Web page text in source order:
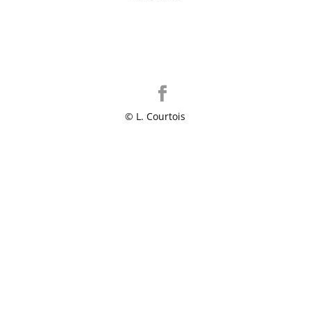
© L. Courtois